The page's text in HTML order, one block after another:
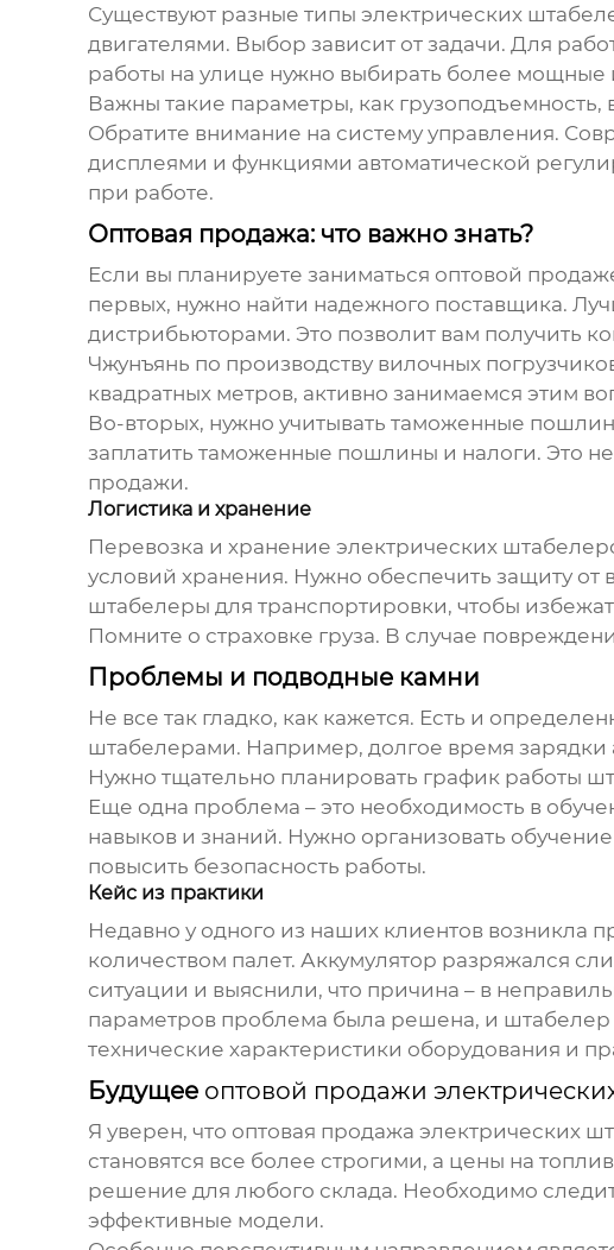
Существуют разные типы электрических
двигателями. Выбор зависит от задачи. Для
работы на улице нужно выбирать более
Важны такие параметры, как грузоподъемность,
Обратите внимание на систему управления.
дисплеями и функциями автоматической
при работе.
Оптовая продажа: что важно знать?
Если вы планируете заниматься оптовой
первых, нужно найти надежного поставщика.
дистрибьюторами. Это позволит вам получить
Чжунъянь по производству вилочных
квадратных метров, активно занимаемся этим
Во-вторых, нужно учитывать таможенные
заплатить таможенные пошлины и налоги. Это
продажи.
Логистика и хранение
Перевозка и хранение электрических
условий хранения. Нужно обеспечить защиту
штабелеры для транспортировки, чтобы
Помните о страховке груза. В случае
Проблемы и подводные камни
Не все так гладко, как кажется. Есть и
штабелерами. Например, долгое время зарядки
Нужно тщательно планировать график работы
Еще одна проблема – это необходимость в
навыков и знаний. Нужно организовать
повысить безопасность работы.
Кейс из практики
Недавно у одного из наших клиентов возникла
количеством палет. Аккумулятор разряжался
ситуации и выяснили, что причина – в
параметров проблема была решена, и штабелер
технические характеристики оборудования и
Будущее оптовой продажи
Я уверен, что оптовая продажа электрических
становятся все более строгими, а цены на
решение для любого склада. Необходимо
эффективные модели.